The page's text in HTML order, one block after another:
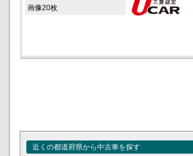
画像20枚
近くの都道府県から中古車を探す